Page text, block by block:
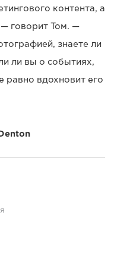
контента, а
говорит Том. —
знаете ли
ли вы о событиях,
равно вдохновит его